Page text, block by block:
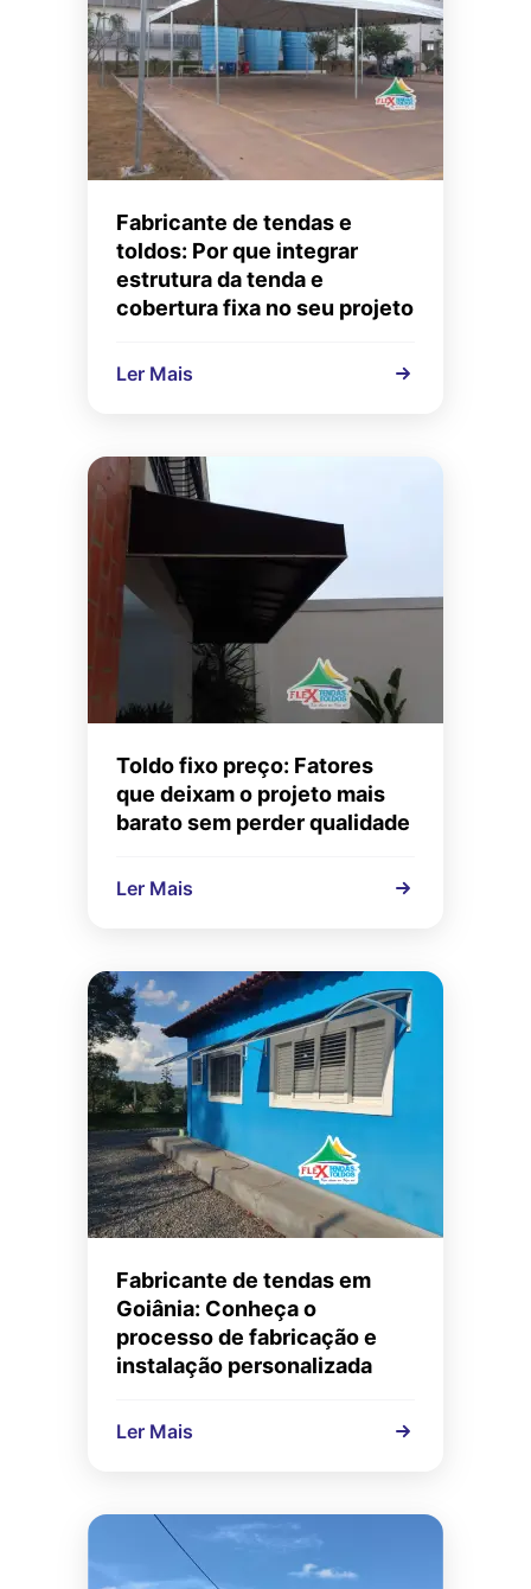
Fabricante de tendas e
toldos: Por que integrar
estrutura da tenda e
cobertura fixa no seu projeto
Ler Mais
Toldo fixo preço: Fatores
que deixam o projeto mais
barato sem perder qualidade
Ler Mais
Fabricante de tendas em
Goiânia: Conheça o
processo de fabricação e
instalação personalizada
Ler Mais